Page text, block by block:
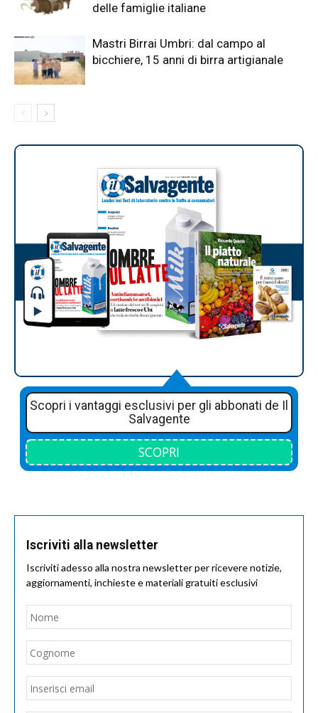
delle famiglie italiane
Mastri Birrai Umbri: dal campo al
bicchiere, 15 anni di birra artigianale
Scopri i vantaggi esclusivi per gli abbonati de Il
Salvagente
SCOPRI
Iscriviti alla newsletter
Iscriviti adesso alla nostra newsletter per ricevere notizie,
aggiornamenti, inchieste e materiali gratuiti esclusivi
Nome
Email